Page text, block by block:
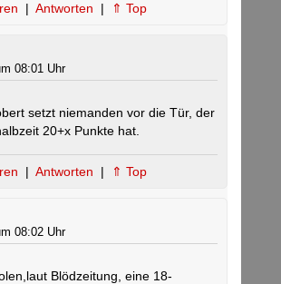
| Antworten | ⇑ Top
08:01 Uhr
setzt niemanden vor die Tür, der
20+x Punkte hat.
| Antworten | ⇑ Top
08:02 Uhr
Blödzeitung, eine 18-